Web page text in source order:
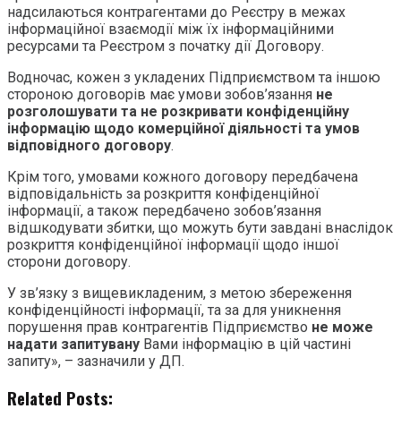
надсилаються контрагентами до Реєстру в межах
інформаційної взаємодії між їх інформаційними
ресурсами та Реєстром з початку дії Договору.
Водночас, кожен з укладених Підприємством та іншою
стороною договорів має умови зобов’язання не
розголошувати та не розкривати конфіденційну
інформацію щодо комерційної діяльності та умов
відповідного договору.
Крім того, умовами кожного договору передбачена
відповідальність за розкриття конфіденційної
інформації, а також передбачено зобов’язання
відшкодувати збитки, що можуть бути завдані внаслідок
розкриття конфіденційної інформації щодо іншої
сторони договору.
У зв’язку з вищевикладеним, з метою збереження
конфіденційності інформації, та за для уникнення
порушення прав контрагентів Підприємство не може
надати запитувану Вами інформацію в цій частині
запиту», – зазначили у ДП.
Related Posts: